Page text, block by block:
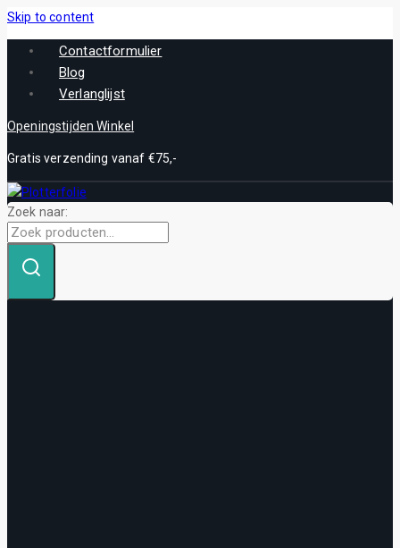
Skip to content
Contactformulier
Blog
Verlanglijst
Openingstijden Winkel
Gratis verzending vanaf €75,-
Zoek naar: